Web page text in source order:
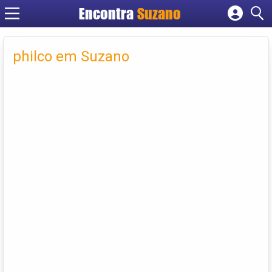
EncontraSuzano
Cadastrar empresa
Criar conta
philco em Suzano